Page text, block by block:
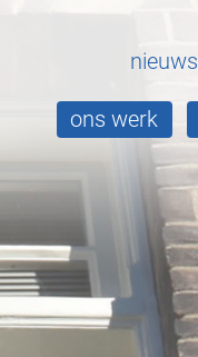
nieuws
ons werk